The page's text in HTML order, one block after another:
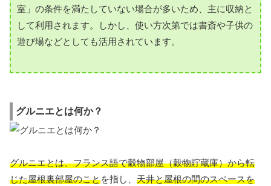
室」の条件を満たしていない場合が多いため、主に収納と
して利用されます。しかし、使い方次第では書斎や子供の
遊び場などとしても活用されています。
グルニエとは何か？
グルニエとは、フランス語で穀物部屋（穀物貯蔵庫）から転
じた屋根裏部屋のことを指し、 天井と屋根の間のスペースを